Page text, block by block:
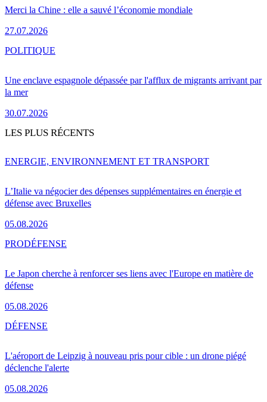
Merci la Chine : elle a sauvé l’économie mondiale
27.07.2026
Une enclave espagnole dépassée par l'afflux de migrants arrivant par
la mer
30.07.2026
POLITIQUE
LES PLUS RÉCENTS
L’Italie va négocier des dépenses supplémentaires en énergie et
défense avec Bruxelles
05.08.2026
ENERGIE, ENVIRONNEMENT ET TRANSPORT
Le Japon cherche à renforcer ses liens avec l'Europe en matière de
défense
05.08.2026
PRODÉFENSE
L'aéroport de Leipzig à nouveau pris pour cible : un drone piégé
déclenche l'alerte
05.08.2026
DÉFENSE